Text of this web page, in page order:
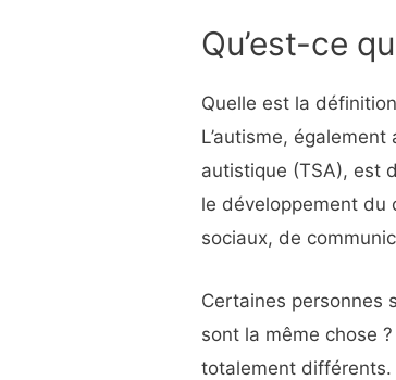
Qu’est-ce
Quelle est la
L’autisme,
autistique (TSA), est
le développement du
sociaux, de
Certaines personnes
sont la même chose
totalement différents.